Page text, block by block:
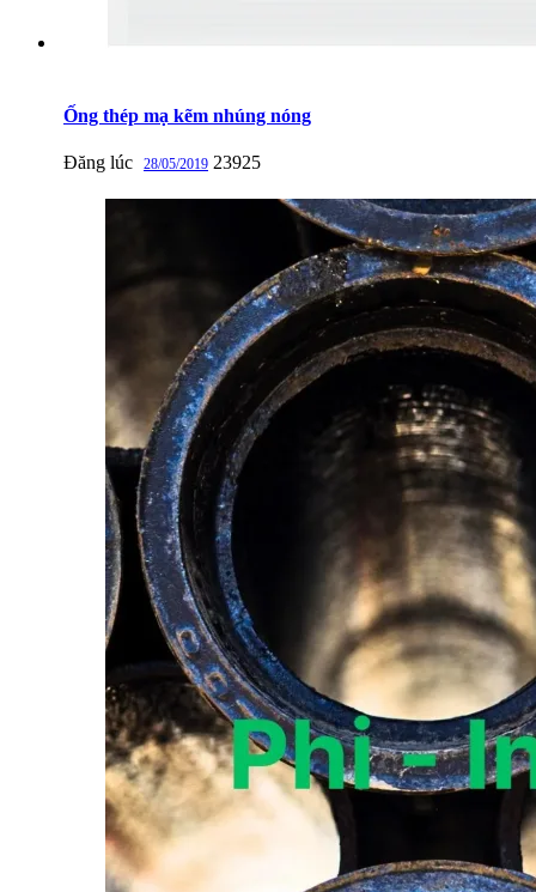
Ống thép mạ kẽm nhúng nóng
Đăng lúc 28/05/2019 23925